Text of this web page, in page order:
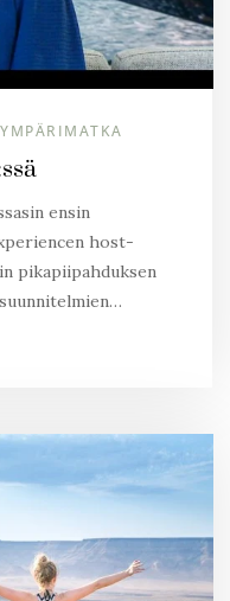
ensin
host-
pikapiipahduksen